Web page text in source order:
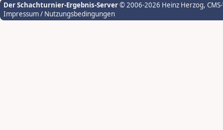
Der Schachturnier-Ergebnis-Server© 2006-2026 Heinz Herzog,
Impressum / Nutzungsbedingungen